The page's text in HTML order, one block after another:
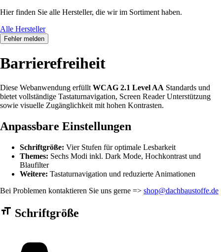
Hier finden Sie alle Hersteller, die wir im Sortiment haben.
Alle Hersteller
Fehler melden
Barrierefreiheit
Diese Webanwendung erfüllt WCAG 2.1 Level AA Standards und
bietet vollständige Tastaturnavigation, Screen Reader Unterstützung
sowie visuelle Zugänglichkeit mit hohen Kontrasten.
Anpassbare Einstellungen
Schriftgröße: Vier Stufen für optimale Lesbarkeit
Themes: Sechs Modi inkl. Dark Mode, Hochkontrast und
Blaufilter
Weitere: Tastaturnavigation und reduzierte Animationen
Bei Problemen kontaktieren Sie uns gerne => shop@dachbaustoffe.de
Barrierefreiheit Einstellungen Formular
Schriftgröße